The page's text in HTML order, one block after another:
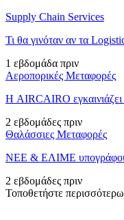
Supply Chain Services
Τι θα γινόταν αν τα
1 εβδομάδα πριν
Αεροπορικές Μεταφορές
Η AIRCAIRO εγκαινιάζει
2 εβδομάδες πριν
Θαλάσσιες Μεταφορές
ΝΕΕ & ΕΛΙΜΕ
2 εβδομάδες πριν
Τοποθετήστε